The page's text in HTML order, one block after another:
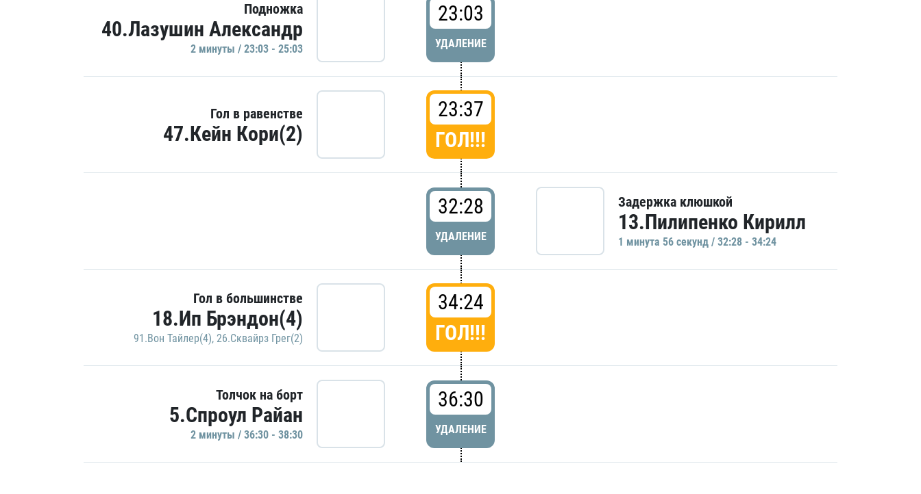
Подножка
40.Лазушин Александр
2 минуты / 23:03 - 25:03
23:03
УДАЛЕНИЕ
Гол в равенстве
47.Кейн Кори(2)
23:37
ГОЛ!!!
32:28
УДАЛЕНИЕ
Задержка клюшкой
13.Пилипенко Кирилл
1 минутa 56 секунд / 32:28 - 34:24
Гол в большинстве
18.Ип Брэндон(4)
91.Вон Тайлер(4), 26.Сквайрз Грег(2)
34:24
ГОЛ!!!
Толчок на борт
5.Спроул Райан
2 минуты / 36:30 - 38:30
36:30
УДАЛЕНИЕ